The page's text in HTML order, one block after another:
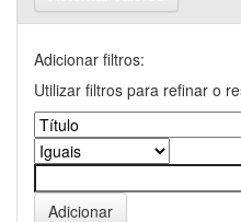
Adicionar filtros:
Utilizar filtros para refinar o